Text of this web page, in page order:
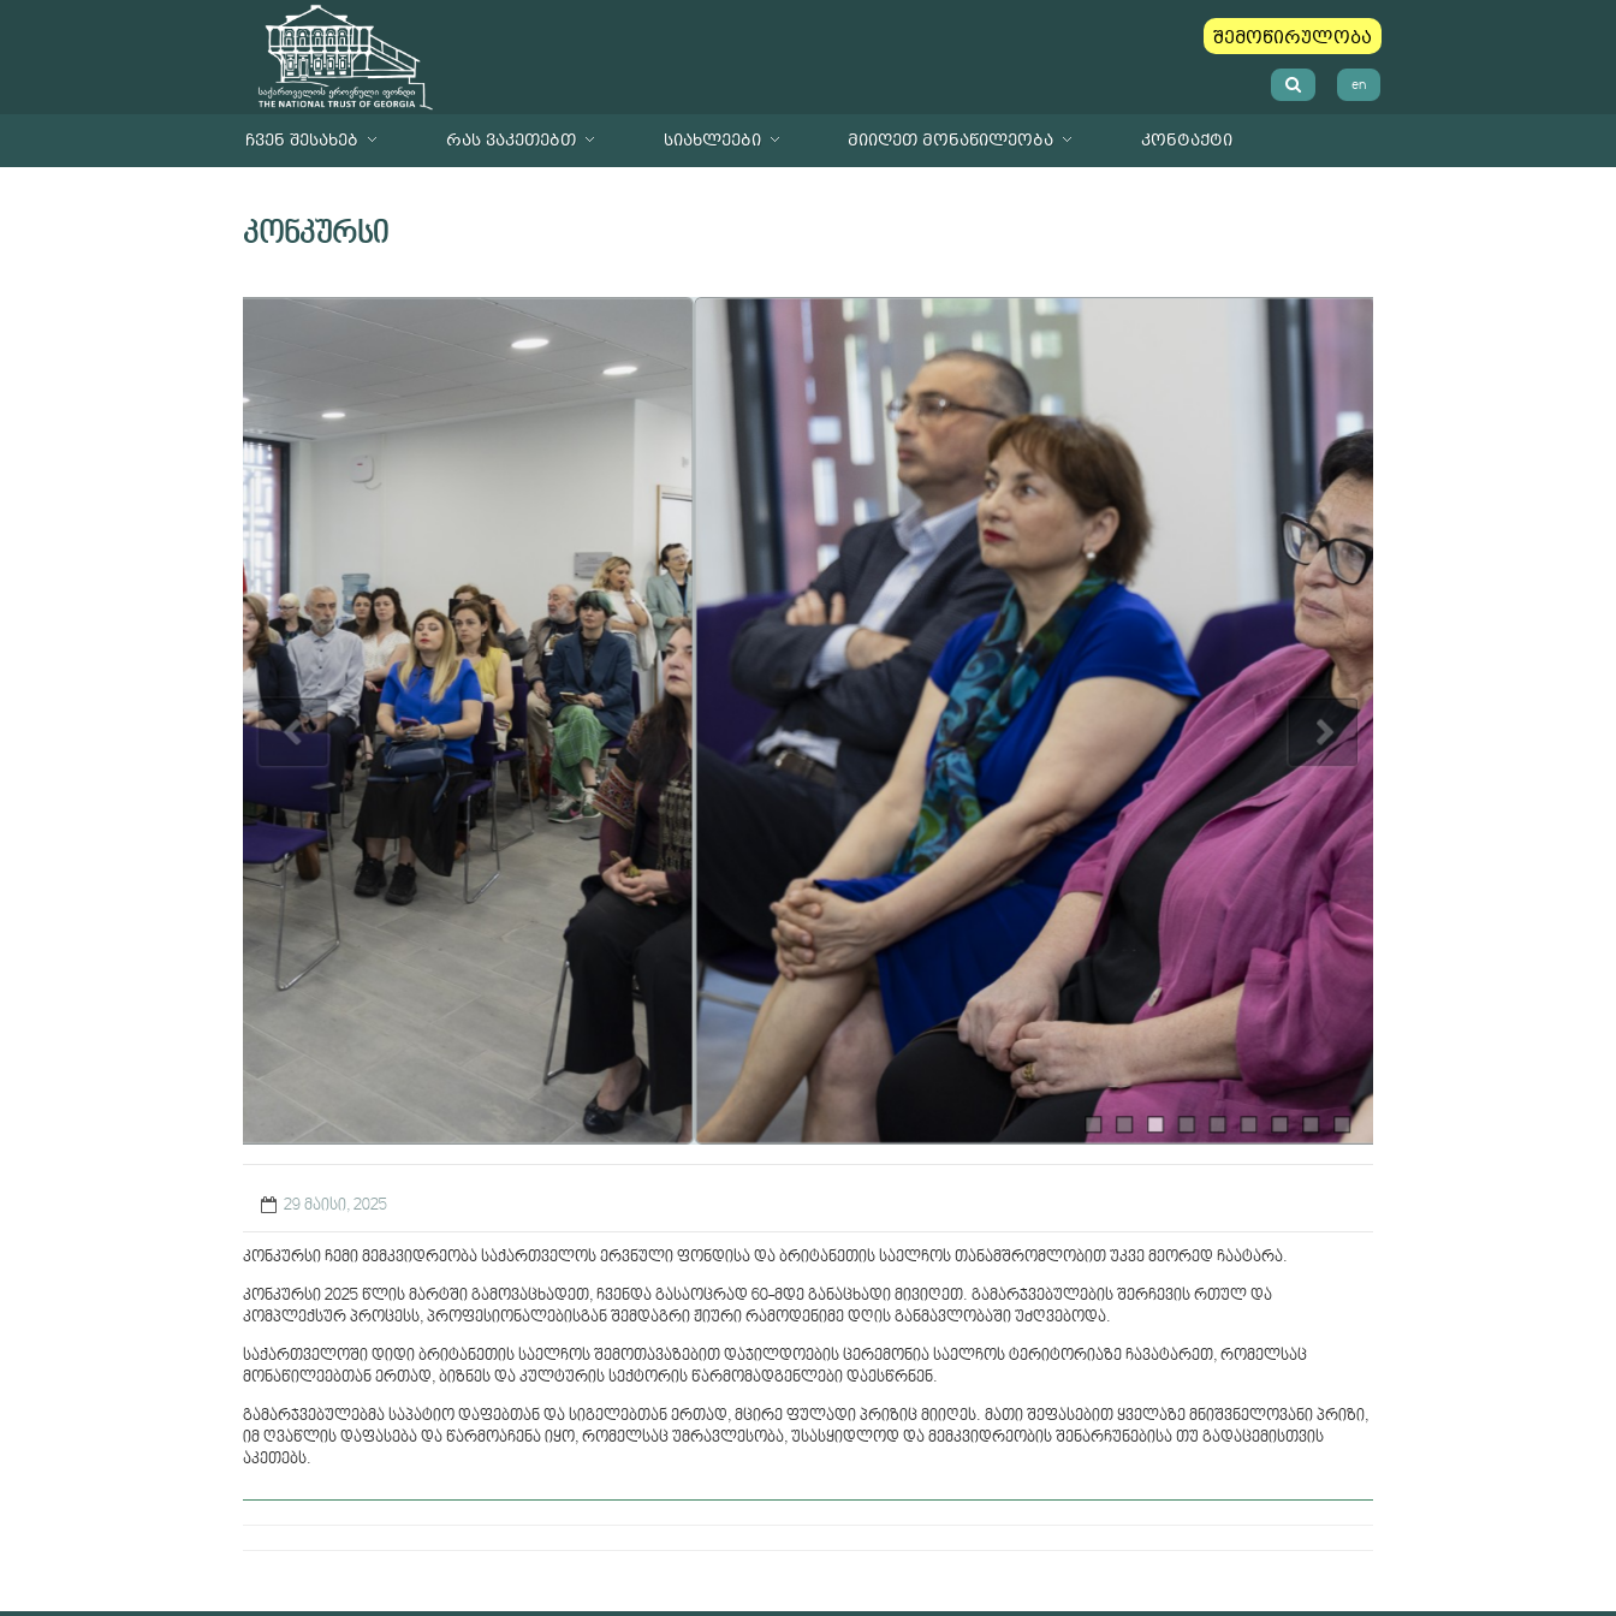
შემოწირულობა
en
ᲩᲕᲔᲜ ᲨᲔᲡᲐᲮᲔᲑ ᲠᲐᲡ ᲕᲐᲙᲔᲗᲔᲑᲗ ᲡᲘᲐᲮᲚᲔᲔᲑᲘ ᲛᲘᲘᲦᲔᲗ ᲛᲝᲜᲐᲬᲘᲚᲔᲝᲑᲐ ᲙᲝᲜᲢᲐᲥᲢᲘ
კონკურსი
29 მაისი, 2025
კონკურსი ჩემი მემკვიდრეობა საქართველოს ერვნული ფონდისა და ბრიტანეთის საელჩოს თანამშრომლობით უკვე მეორედ ჩაატარა.
კონკურსი 2025 წლის მარტში გამოვაცხადეთ, ჩვენდა გასაოცრად 60-მდე განაცხადი მივიღეთ. გამარჯვებულების შერჩევის რთულ და
კომპლექსურ პროცესს, პროფესიონალებისგან შემდაგრი ჟიური რამოდენიმე დღის განმავლობაში უძღვებოდა.
საქართველოში დიდი ბრიტანეთის საელჩოს შემოთავაზებით დაჯილდოების ცერემონია საელჩოს ტერიტორიაზე ჩავატარეთ, რომელსაც
მონაწილეებთან ერთად, ბიზნეს და კულტურის სექტორის წარმომადგენლები დაესწრნენ.
გამარჯვებულებმა საპატიო დაფებთან და სიგელებთან ერთად, მცირე ფულადი პრიზიც მიიღეს. მათი შეფასებით ყველაზე მნიშვნელოვანი პრიზი,
იმ ღვაწლის დაფასება და წარმოაჩენა იყო, რომელსაც უმრავლესობა, უსასყიდლოდ და მემკვიდრეობის შენარჩუნებისა თუ გადაცემისთვის
აკეთებს.